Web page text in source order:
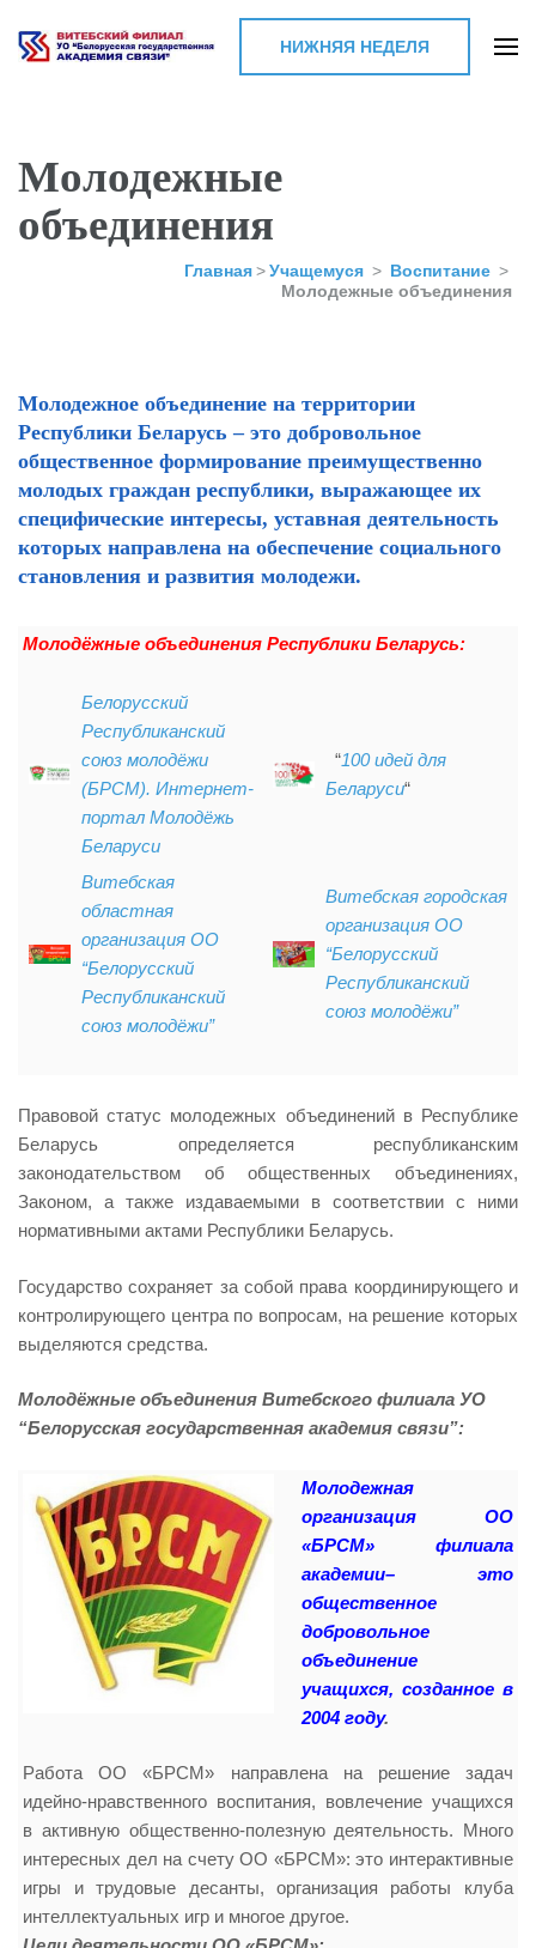
Витебский филиал УО
государственная
академия связи"
НИЖНЯЯ НЕДЕЛЯ
Молодежные
объединения
Главная>Учащемуся > Воспитание >
Молодежные объединения
Молодежное объединение на территории
Республики Беларусь – это добровольное
общественное формирование преимущественно
молодых граждан республики, выражающее их
специфические интересы, уставная деятельность
которых направлена на обеспечение социального
становления и развития молодежи.
Молодёжные объединения Республики Беларусь:
Белорусский
Республиканский
союз молодёжи
(БРСМ). Интернет-
портал Молодёжь
Беларуси
“100 идей для
Беларуси“
Витебская
областная
организация ОО
“Белорусский
Республиканский
союз молодёжи”
Витебская городская
организация ОО
“Белорусский
Республиканский
союз молодёжи”
Правовой статус молодежных объединений в Республике
Беларусь определяется республиканским
законодательством об общественных объединениях,
Законом, а также издаваемыми в соответствии с ними
нормативными актами Республики Беларусь.
Государство сохраняет за собой права координирующего и
контролирующего центра по вопросам, на решение которых
выделяются средства.
Молодёжные объединения Витебского филиала УО
“Белорусская государственная академия связи”:
Молодежная
организация ОО
«БРСМ» филиала
академии– это
общественное
добровольное
объединение
учащихся, созданное в
2004 году.
Работа ОО «БРСМ» направлена на решение задач
идейно-нравственного воспитания, вовлечение учащихся
в активную общественно-полезную деятельность. Много
интересных дел на счету ОО «БРСМ»: это интерактивные
игры и трудовые десанты, организация работы клуба
интеллектуальных игр и многое другое.